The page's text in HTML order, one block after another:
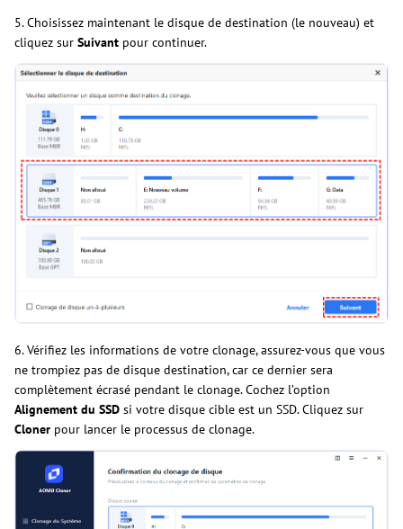
5. Choisissez maintenant le disque de destination (le nouveau) et
cliquez sur Suivant pour continuer.
6. Vérifiez les informations de votre clonage, assurez-vous que vous
ne trompiez pas de disque destination, car ce dernier sera
complètement écrasé pendant le clonage. Cochez l’option
Alignement du SSD si votre disque cible est un SSD. Cliquez sur
Cloner pour lancer le processus de clonage.